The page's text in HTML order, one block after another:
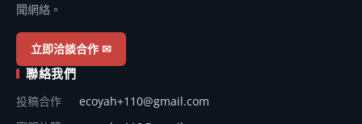
聞網絡。
立即洽談合作 ✉
聯絡我們
投稿合作
ecoyah+110@gmail.com